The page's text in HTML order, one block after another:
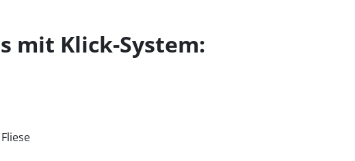
mit Klick-System: